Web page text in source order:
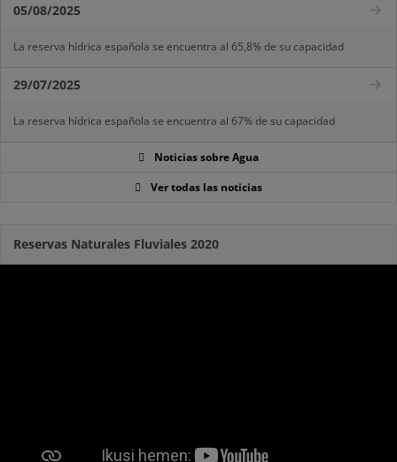
05/08/2025
La reserva hídrica española se encuentra al 65,8% de su capacidad
29/07/2025
La reserva hídrica española se encuentra al 67% de su capacidad
Noticias sobre Agua
Ver todas las noticias
Reservas Naturales Fluviales 2020